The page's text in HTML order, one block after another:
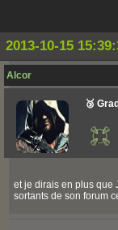
2013-10-15
Alcor
🥉
et je dirais en plus que
sortants de son forum